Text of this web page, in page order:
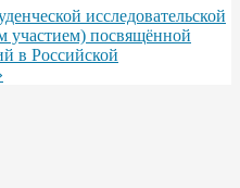
исследовательской
участием) посвящённой
в Российской